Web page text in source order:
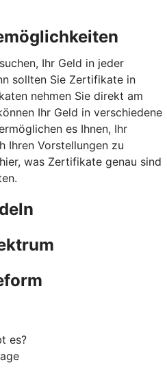
Ihr Geld in jeder
sollten Sie Zertifikate in
nehmen Sie direkt am
Ihr Geld in verschiedene
es Ihnen, Ihr
Ihren Vorstellungen zu
was Zertifikate genau sind
es?